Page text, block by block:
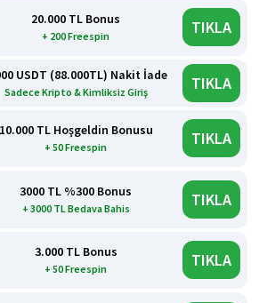
20.000 TL Bonus
+ 200 Freespin TIKLA
USDT (88.000TL) Nakit İade
Sadece Kripto & Kimliksiz Giriş TIKLA
10.000 TL Hoşgeldin Bonusu
+ 50 Freespin TIKLA
3000 TL %300 Bonus
+ 3000 TL Bedava Bahis TIKLA
3.000 TL Bonus
+ 50 Freespin TIKLA